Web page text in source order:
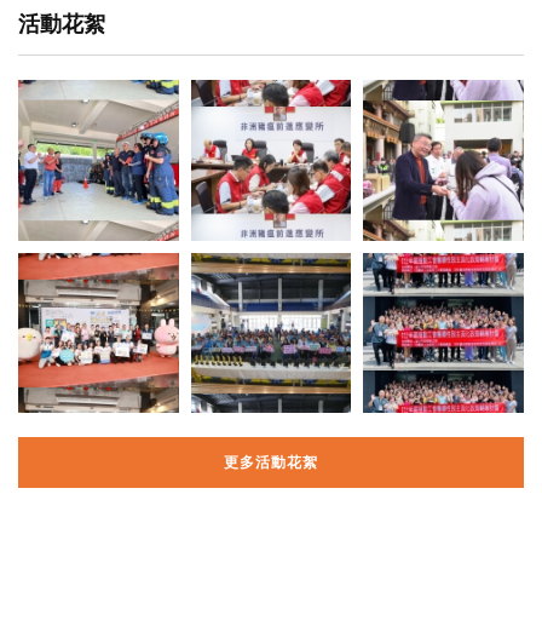
活動花絮
更多活動花絮